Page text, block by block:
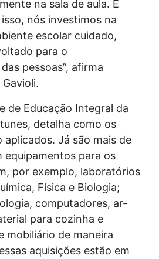
na sala de aula. É
nós investimos na
escolar cuidado,
para o
pessoas”, afirma
de Educação Integral da
detalha como os
aplicados. Já são mais de
equipamentos para os
por exemplo, laboratórios
Física e Biologia;
computadores, ar-
para cozinha e
mobiliário de maneira
aquisições estão em